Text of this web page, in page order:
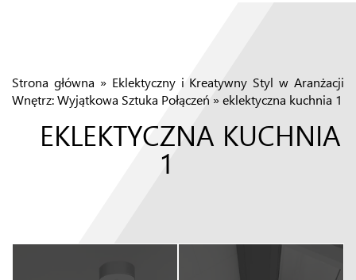
Strona główna » Eklektyczny i Kreatywny Styl w Aranżacji
Wnętrz: Wyjątkowa Sztuka Połączeń »eklektyczna kuchnia 1
EKLEKTYCZNA KUCHNIA
1